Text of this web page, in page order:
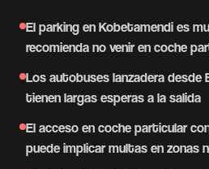
El parking en Kobetamendi es
recomienda no venir en coche
Los autobuses lanzadera desde
tienen largas esperas a la salida
El acceso en coche particular
puede implicar multas en zonas